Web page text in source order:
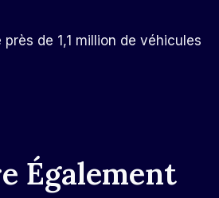
près de 1,1 million de véhicules
Également